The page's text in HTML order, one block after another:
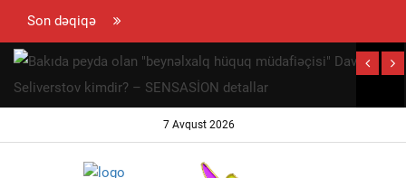
Son dəqiqə
səfəri
7 Avqust 2026